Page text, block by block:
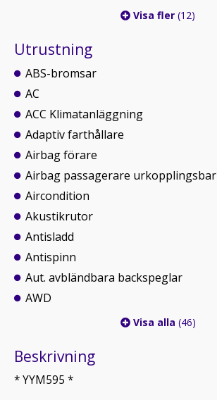
Visa fler (12)
Utrustning
ABS-bromsar
AC
ACC Klimatanläggning
Adaptiv farthållare
Airbag förare
Airbag passagerare urkopplingsbar
Aircondition
Akustikrutor
Antisladd
Antispinn
Aut. avbländbara backspeglar
AWD
Visa alla (46)
Beskrivning
* YYM595 *